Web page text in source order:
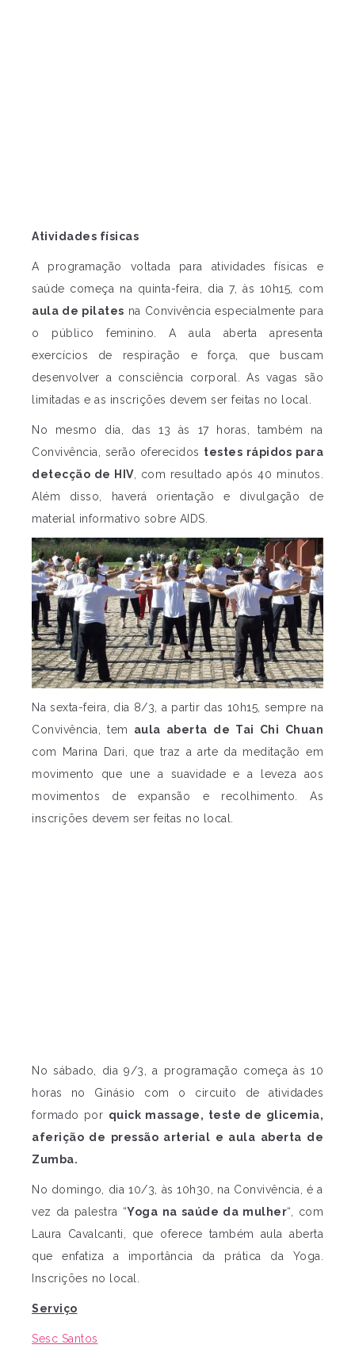
Atividades físicas
A programação voltada para atividades físicas e
saúde começa na quinta-feira, dia 7, às 10h15, com
aula de pilates na Convivência especialmente para
o público feminino. A aula aberta apresenta
exercícios de respiração e força, que buscam
desenvolver a consciência corporal. As vagas são
limitadas e as inscrições devem ser feitas no local.
No mesmo dia, das 13 às 17 horas, também na
Convivência, serão oferecidos testes rápidos para
detecção de HIV, com resultado após 40 minutos.
Além disso, haverá orientação e divulgação de
material informativo sobre AIDS.
Na sexta-feira, dia 8/3, a partir das 10h15, sempre na
Convivência, tem
aula aberta de Tai Chi Chuan
com Marina Dari, que traz a arte da meditação em
movimento que une a suavidade e a leveza aos
movimentos de expansão e recolhimento. As
inscrições devem ser feitas no local.
No sábado, dia 9/3, a programação começa às 10
horas no Ginásio com o circuito de atividades
formado por quick massage, teste de glicemia,
aferição de pressão arterial e aula aberta de
Zumba.
No domingo, dia 10/3, às 10h30, na Convivência, é a
vez da palestra “Yoga na saúde da mulher“, com
Laura Cavalcanti, que oferece também aula aberta
que enfatiza a importância da prática da Yoga.
Inscrições no local.
Serviço
Sesc Santos